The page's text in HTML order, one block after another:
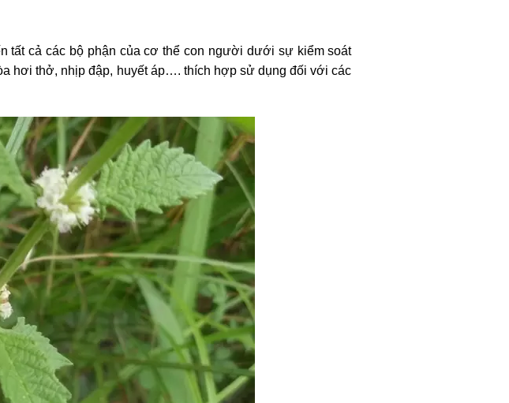
tất cả các bộ phận của cơ thể con người dưới sự kiểm soát
hơi thở, nhịp đập, huyết áp…. thích hợp sử dụng đối với các